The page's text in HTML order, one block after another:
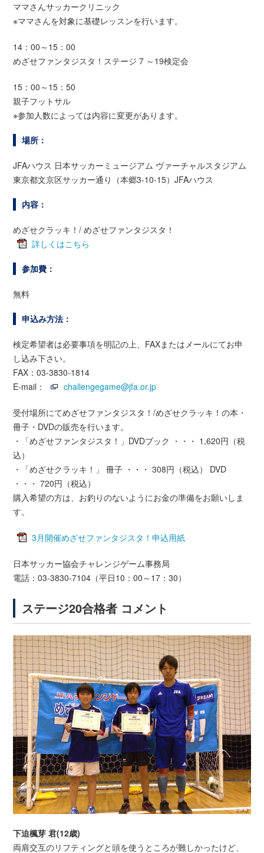
ママさんサッカークリニック
※ママさんを対象に基礎レッスンを行います。
14：00～15：00
めざせファンタジスタ！ステージ 7 ～19検定会
15：00～15：50
親子フットサル
※参加人数によっては内容に変更があります。
場所：
JFAハウス 日本サッカーミュージアム ヴァーチャルスタジアム
東京都文京区サッカー通り（本郷3-10-15）JFAハウス
内容：
めざせクラッキ！/ めざせファンタジスタ！
詳しくはこちら
参加費：
無料
申込み方法：
検定希望者は必要事項を明記の上、FAXまたはメールにてお申
し込み下さい。
FAX：03-3830-1814
E-mail：
challengegame@jfa.or.jp
受付場所にてめざせファンタジスタ！/めざせクラッキ！の本・
冊子・DVDの販売を行います。
・「めざせファンタジスタ！」DVDブック ・・・ 1,620円（税
込）
・「めざせクラッキ！」 冊子 ・・・ 308円（税込） DVD
・・・ 720円（税込）
購入希望の方は、お釣りのないようにお金の準備をお願いしま
す。
3月開催めざせファンタジスタ！申込用紙
日本サッカー協会チャレンジゲーム事務局
電話：03-3830-7104（平日10：00～17：30）
ステージ20合格者 コメント
下迫楓芽 君(12歳)
両肩交互のリフティングと頭を使うところが難しかったけど、